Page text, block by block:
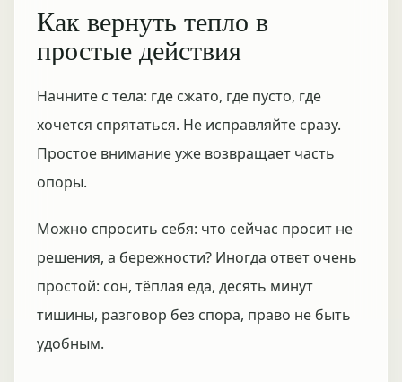
Как вернуть тепло в
простые действия
Начните с тела: где сжато, где пусто, где
хочется спрятаться. Не исправляйте сразу.
Простое внимание уже возвращает часть
опоры.
Можно спросить себя: что сейчас просит не
решения, а бережности? Иногда ответ очень
простой: сон, тёплая еда, десять минут
тишины, разговор без спора, право не быть
удобным.